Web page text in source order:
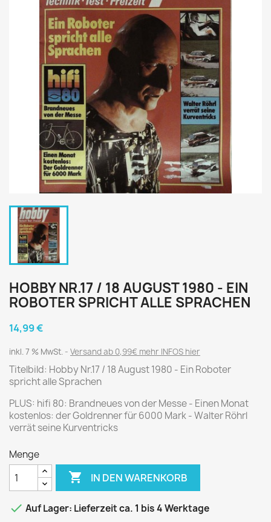
HOBBY NR.17 / 18 AUGUST 1980 - EIN
ROBOTER SPRICHT ALLE SPRACHEN
14,99 €
inkl. 7 % MwSt. Versand ab 0,99€ mehr INFOS hier
Titelbild: Hobby Nr.17 / 18 August 1980 - Ein Roboter
spricht alle Sprachen
PLUS: hifi 80: Brandneues von der Messe - Einen Monat
kostenlos: der Goldrenner für 6000 Mark - Walter Röhrl
verrät seine Kurventricks
Menge
 IN DEN WARENKORB
 Auf Lager: Lieferzeit ca. 1 bis 4 Werktage